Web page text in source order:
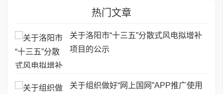
热门文章
关于洛阳市“十三五”分散式风电拟增补
项目的公示
关于组织做好“网上国网”APP推广使用